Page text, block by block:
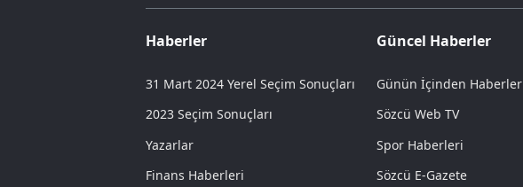
Haberler
31 Mart 2024 Yerel Seçim Sonuçları
2023 Seçim Sonuçları
Yazarlar
Finans Haberleri
Güncel Haberler
Günün İçinden Haberler
Sözcü Web TV
Spor Haberleri
Sözcü E-Gazete